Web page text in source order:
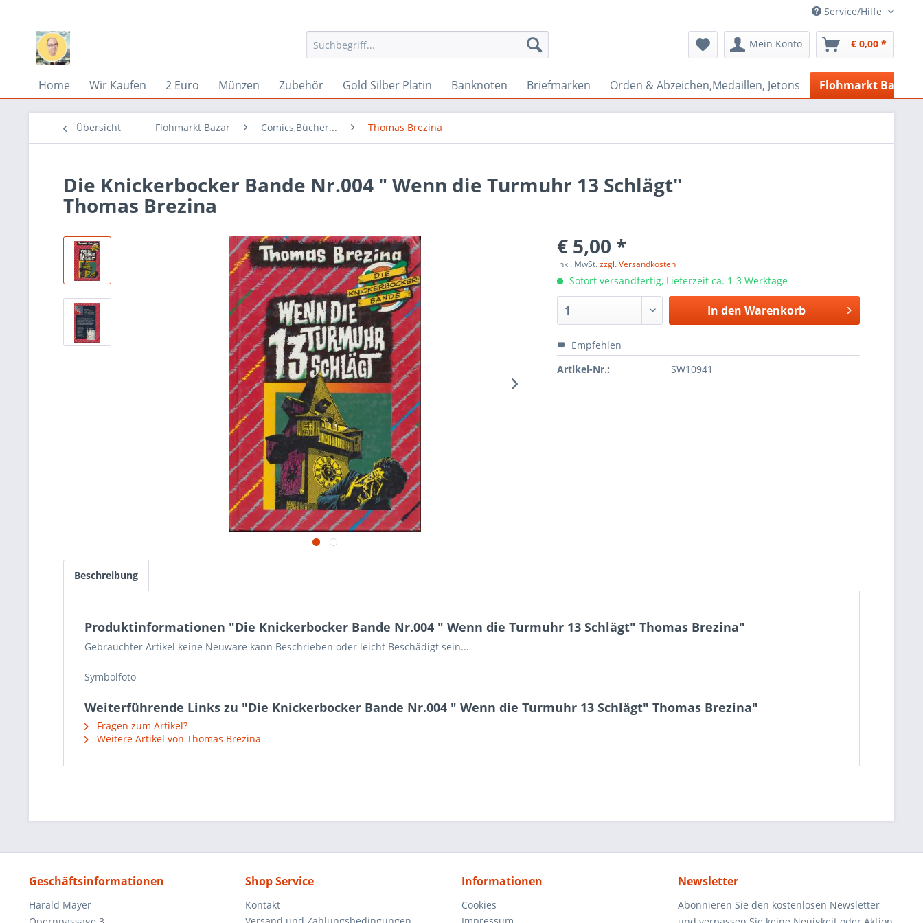
Service/Hilfe
Mein Konto € 0,00 *
Home Wir Kaufen 2 Euro Münzen Zubehör Gold Silber Platin Banknoten Briefmarken Orden & Abzeichen,Medaillen, Jetons Flohmarkt Bazar
Übersicht Flohmarkt Bazar Comics,Bücher... Thomas Brezina
Die Knickerbocker Bande Nr.004 " Wenn die Turmuhr 13 Schlägt"
Thomas Brezina
€ 5,00 *
inkl. MwSt.zzgl. Versandkosten
Sofort versandfertig, Lieferzeit ca. 1-3 Werktage
In den Warenkorb
Empfehlen
Artikel-Nr.:
SW10941
Beschreibung
Produktinformationen "Die Knickerbocker Bande Nr.004 " Wenn die Turmuhr 13 Schlägt" Thomas Brezina"
Gebrauchter Artikel keine Neuware kann Beschrieben oder leicht Beschädigt sein...
Symbolfoto
Weiterführende Links zu "Die Knickerbocker Bande Nr.004 " Wenn die Turmuhr 13 Schlägt" Thomas Brezina"
Fragen zum Artikel?
Weitere Artikel von Thomas Brezina
Geschäftsinformationen
Harald Mayer
Shop Service
Kontakt
Informationen
Cookies
Newsletter
Abonnieren Sie den kostenlosen Newsletter